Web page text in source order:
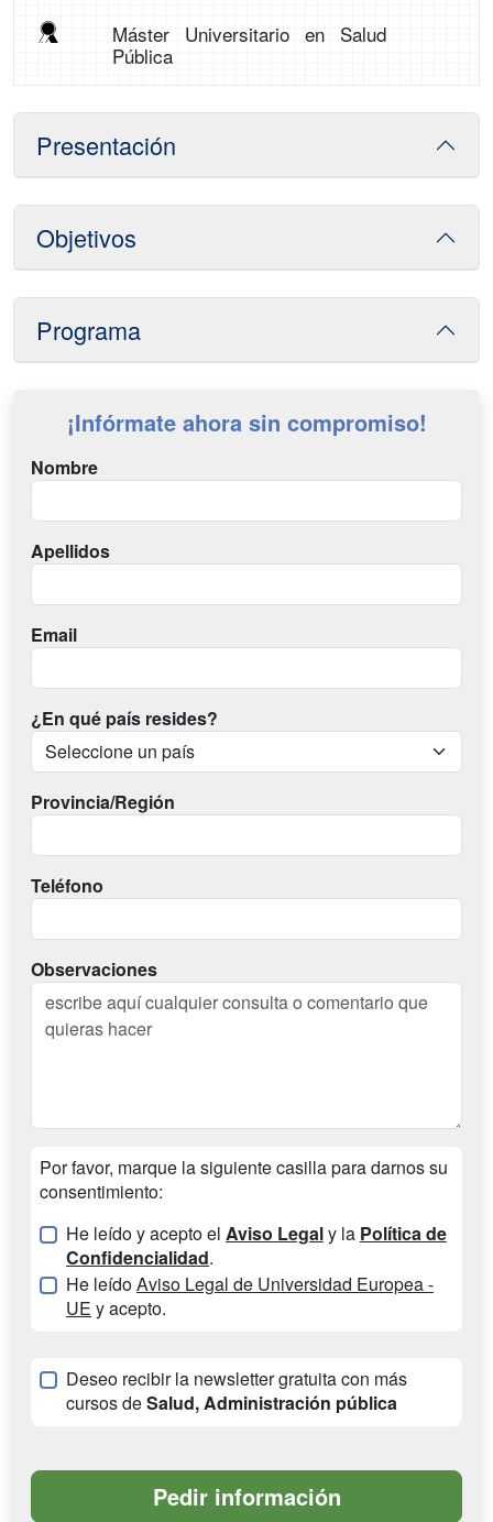
Máster Universitario en Salud
Pública
Presentación
Objetivos
Programa
¡Infórmate ahora sin compromiso!
Nombre
Apellidos
Email
¿En qué país resides?
Provincia/Región
Teléfono
Observaciones
Por favor, marque la siguiente casilla para darnos su
consentimiento:
He leído y acepto el Aviso Legaly la Política de
Confidencialidad.
He leídoAviso Legal de Universidad Europea -
UE y acepto.
Deseo recibir la newsletter gratuita con más
cursos deSalud, Administración pública